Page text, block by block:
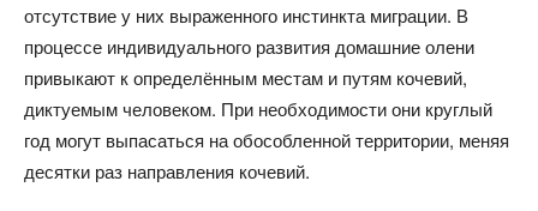
отсутствие у них выраженного инстинкта миграции. В
процессе индивидуального развития домашние олени
привыкают к определённым местам и путям кочевий,
диктуемым человеком. При необходимости они круглый
год могут выпасаться на обособленной территории, меняя
десятки раз направления кочевий.